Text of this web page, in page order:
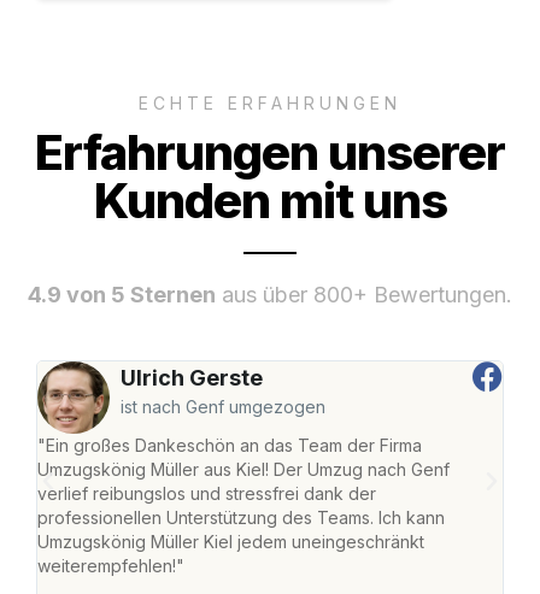
ECHTE ERFAHRUNGEN
Erfahrungen unserer
Kunden mit uns
4.9 von 5 Sternen aus über 800+ Bewertungen.
Ulrich Gerste
ist nach Genf umgezogen
"Ein großes Dankeschön an das Team der Firma
Umzugskönig Müller aus Kiel! Der Umzug nach Genf
verlief reibungslos und stressfrei dank der
professionellen Unterstützung des Teams. Ich kann
Umzugskönig Müller Kiel jedem uneingeschränkt
weiterempfehlen!"